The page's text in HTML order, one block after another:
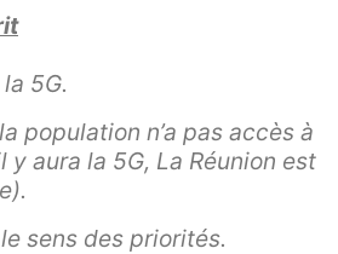
5G.
population n’a pas accès à
y aura la 5G, La Réunion est
sens des priorités.